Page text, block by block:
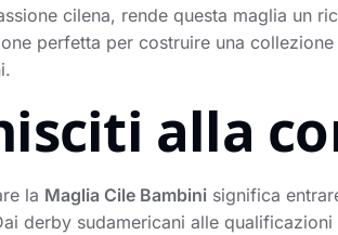
cilena, rende questa maglia un
perfetta per costruire una
alla
la Maglia Cile Bambinisignifica
derby sudamericani alle